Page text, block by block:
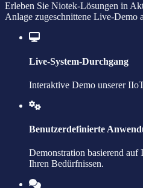
Erleben Sie Niotek-Lösungen in
Anlage zugeschnittene Live-Demo
Live-System-Durchgang
Interaktive Demo unserer
Benutzerdefinierte
Demonstration basierend auf
Ihren Bedürfnissen.